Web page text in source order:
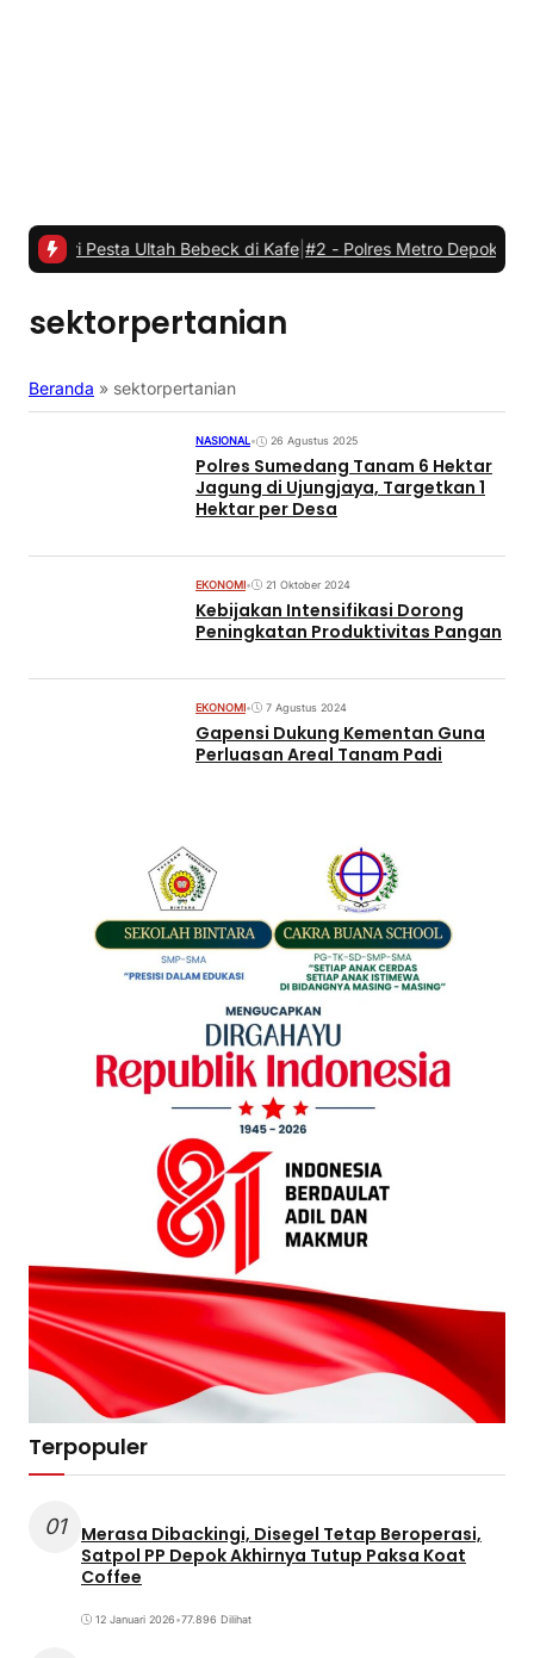
Pesta Ultah Bebeck di Kafe|#2 -Polres Metro Depok dan
sektorpertanian
Beranda » sektorpertanian
NASIONAL• 26 Agustus 2025
Polres Sumedang Tanam 6 Hektar
Jagung di Ujungjaya, Targetkan 1
Hektar per Desa
EKONOMI• 21 Oktober 2024
Kebijakan Intensifikasi Dorong
Peningkatan Produktivitas Pangan
EKONOMI• 7 Agustus 2024
Gapensi Dukung Kementan Guna
Perluasan Areal Tanam Padi
Terpopuler
01
Merasa Dibackingi, Disegel Tetap Beroperasi,
Satpol PP Depok Akhirnya Tutup Paksa Koat
Coffee
12 Januari 2026•77.896 Dilihat